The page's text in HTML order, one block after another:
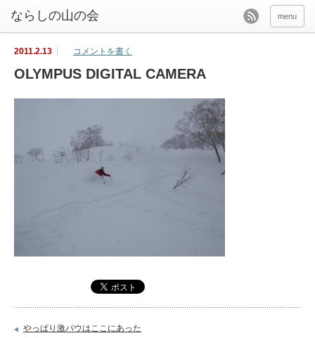
menu
2011.2.13 コメントを書く
OLYMPUS DIGITAL CAMERA
やっぱり激パウはここにあった